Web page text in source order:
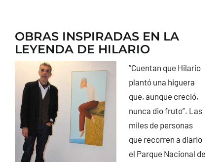
OBRAS INSPIRADAS EN LA
LEYENDA DE HILARIO
“Cuentan que Hilario
plantó una higuera
que, aunque creció,
nunca dio fruto”. Las
miles de personas
que recorren a diario
el Parque Nacional de